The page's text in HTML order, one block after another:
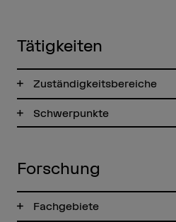
Tätigkeiten
Zuständigkeitsbereiche
Schwerpunkte
Forschung
Fachgebiete